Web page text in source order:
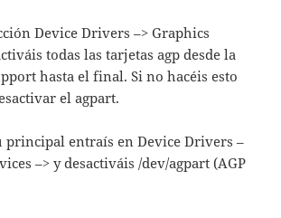
Device Drivers –> Graphics
todas las tarjetas agp desde la
hasta el final. Si no hacéis esto
el agpart.
principal entraís en Device Drivers –
–> y desactiváis /dev/agpart (AGP